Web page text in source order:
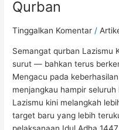
Qurban
Tinggalkan Komentar /
Semangat qurban Lazismu
surut — bahkan terus
Mengacu pada
menjangkau hampir
Lazismu kini melangkah
target baru yang lebih